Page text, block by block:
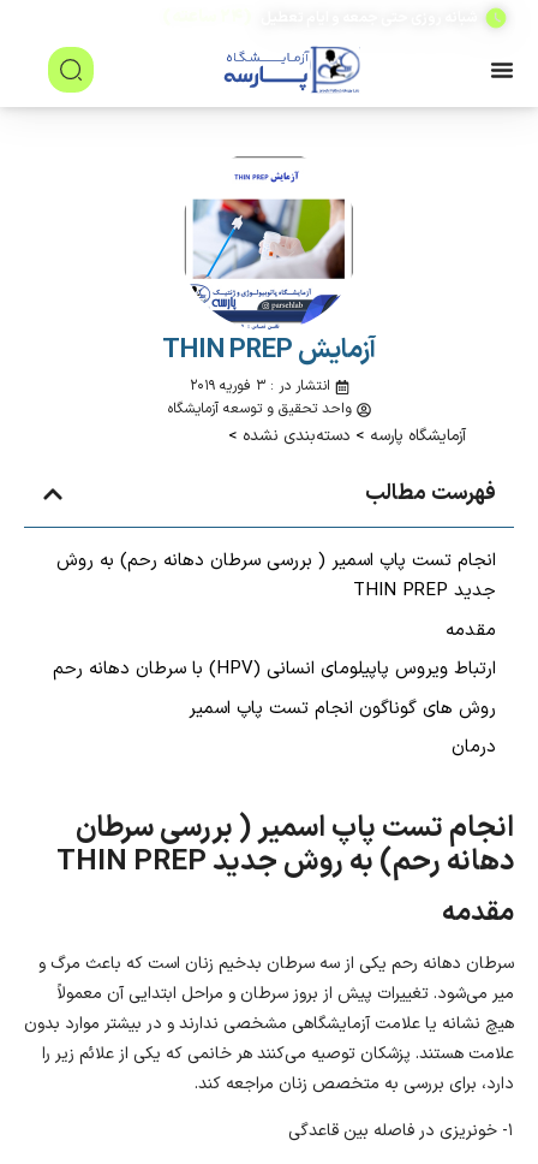
آزمایش THIN PREP
انتشار در : ۳ فوریه ۲۰۱۹
واحد تحقیق و توسعه آزمایشگاه
آزمایشگاه پارسه > دسته‌بندی نشده >
فهرست مطالب
انجام تست پاپ اسمیر ( بررسی سرطان دهانه رحم) به روش
جدید THIN PREP
مقدمه
ارتباط ویروس پاپیلومای انسانی (HPV) با سرطان دهانه رحم
روش های گوناگون انجام تست پاپ اسمیر
درمان
انجام تست پاپ اسمیر ( بررسی سرطان
دهانه رحم) به روش جدید THIN PREP
مقدمه
سرطان دهانه رحم یکی از سه سرطان بدخیم زنان است که باعث مرگ و
میر می‌شود. تغییرات پیش از بروز سرطان و مراحل ابتدایی آن معمولاً
هیچ نشانه یا علامت آزمایشگاهی مشخصی ندارند و در بیشتر موارد بدون
علامت هستند. پزشکان توصیه می‌کنند هر خانمی که یکی از علائم زیر را
دارد، برای بررسی به متخصص زنان مراجعه کند.
۱- خونریزی در فاصله بین قاعدگی